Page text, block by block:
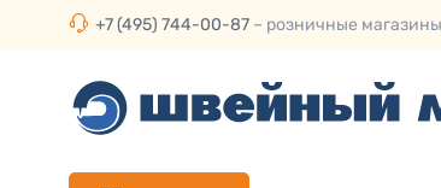
+7 (495) 744-00-87 – розничные магазины